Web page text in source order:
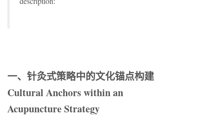
一、针灸式策略中的文化锚点构建
Cultural Anchors within an
Acupuncture Strategy